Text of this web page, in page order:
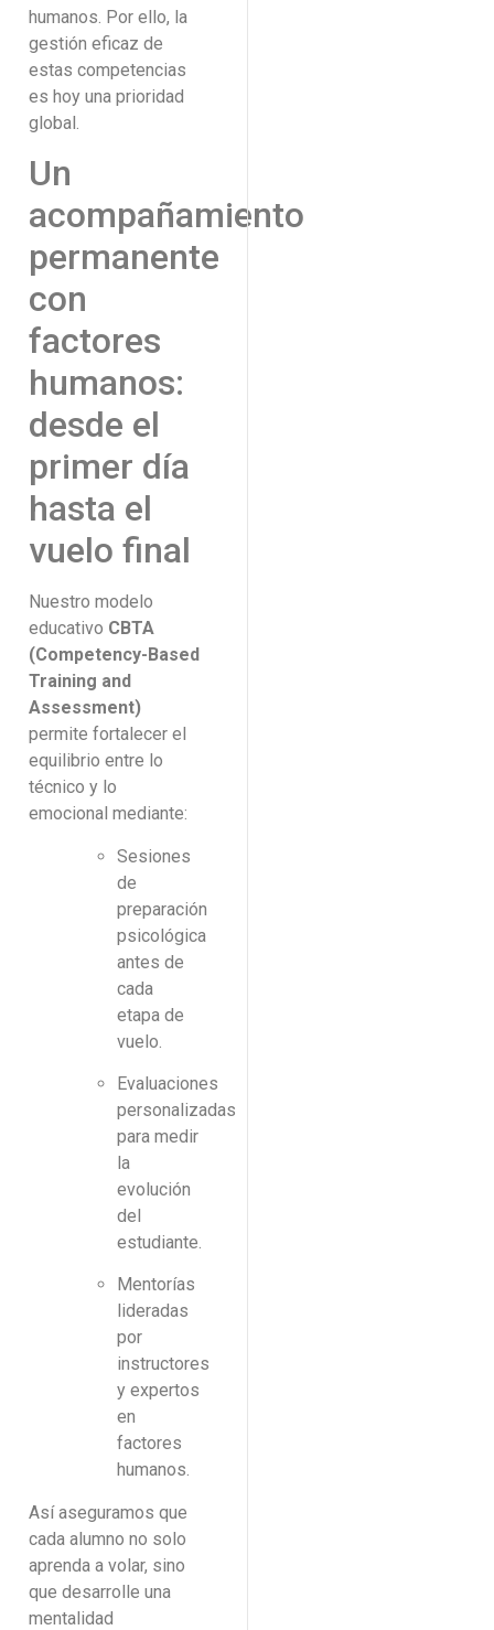
humanos. Por ello, la
gestión eficaz de
estas competencias
es hoy una prioridad
global.
Un
acompañamiento
permanente
con
factores
humanos:
desde el
primer día
hasta el
vuelo final
Nuestro modelo
educativo CBTA
(Competency-Based
Training and
Assessment)
permite fortalecer el
equilibrio entre lo
técnico y lo
emocional mediante:
Sesiones
de
preparación
psicológica
antes de
cada
etapa de
vuelo.
Evaluaciones
personalizadas
para medir
la
evolución
del
estudiante.
Mentorías
lideradas
por
instructores
y expertos
en
factores
humanos.
Así aseguramos que
cada alumno no solo
aprenda a volar, sino
que desarrolle una
mentalidad